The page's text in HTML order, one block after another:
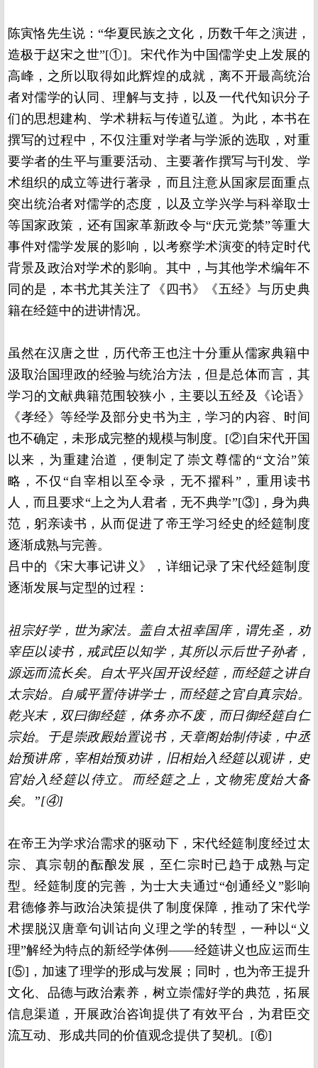
陈寅恪先生说：“华夏民族之文化，历数千年之演进，
造极于赵宋之世”[①]。宋代作为中国儒学史上发展的
高峰，之所以取得如此辉煌的成就，离不开最高统治
者对儒学的认同、理解与支持，以及一代代知识分子
们的思想建构、学术耕耘与传道弘道。为此，本书在
撰写的过程中，不仅注重对学者与学派的选取，对重
要学者的生平与重要活动、主要著作撰写与刊发、学
术组织的成立等进行著录，而且注意从国家层面重点
突出统治者对儒学的态度，以及立学兴学与科举取士
等国家政策，还有国家革新政令与“庆元党禁”等重大
事件对儒学发展的影响，以考察学术演变的特定时代
背景及政治对学术的影响。其中，与其他学术编年不
同的是，本书尤其关注了《四书》《五经》与历史典
籍在经筵中的进讲情况。
虽然在汉唐之世，历代帝王也注十分重从儒家典籍中
汲取治国理政的经验与统治方法，但是总体而言，其
学习的文献典籍范围较狭小，主要以五经及《论语》
《孝经》等经学及部分史书为主，学习的内容、时间
也不确定，未形成完整的规模与制度。[②]自宋代开国
以来，为重建治道，便制定了崇文尊儒的“文治”策
略，不仅“自宰相以至令录，无不擢科”，重用读书
人，而且要求“上之为人君者，无不典学”[③]，身为典
范，躬亲读书，从而促进了帝王学习经史的经筵制度
逐渐成熟与完善。
吕中的《宋大事记讲义》，详细记录了宋代经筵制度
逐渐发展与定型的过程：
祖宗好学，世为家法。盖自太祖幸国庠，谓先圣，劝
宰臣以读书，戒武臣以知学，其所以示后世子孙者，
源远而流长矣。自太平兴国开设经筵，而经筵之讲自
太宗始。自咸平置侍讲学士，而经筵之官自真宗始。
乾兴末，双曰御经筵，体务亦不废，而日御经筵自仁
宗始。于是崇政殿始置说书，天章阁始制侍读，中丞
始预讲席，宰相始预劝讲，旧相始入经筵以观讲，史
官始入经筵以侍立。而经筵之上，文物宪度始大备
矣。”[④]
在帝王为学求治需求的驱动下，宋代经筵制度经过太
宗、真宗朝的酝酿发展，至仁宗时已趋于成熟与定
型。经筵制度的完善，为士大夫通过“创通经义”影响
君德修养与政治决策提供了制度保障，推动了宋代学
术摆脱汉唐章句训诂向义理之学的转型，一种以“义
理”解经为特点的新经学体例——经筵讲义也应运而生
[⑤]，加速了理学的形成与发展；同时，也为帝王提升
文化、品德与政治素养，树立崇儒好学的典范，拓展
信息渠道，开展政治咨询提供了有效平台，为君臣交
流互动、形成共同的价值观念提供了契机。[⑥]